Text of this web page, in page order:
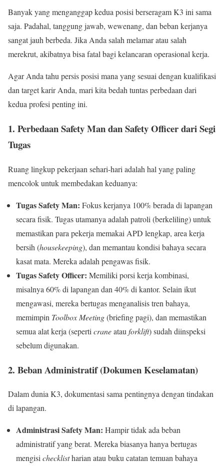
Banyak yang menganggap kedua posisi berseragam K3 ini sama
saja. Padahal, tanggung jawab, wewenang, dan beban kerjanya
sangat jauh berbeda. Jika Anda salah melamar atau salah
merekrut, akibatnya bisa fatal bagi kelancaran operasional kerja.
Agar Anda tahu persis posisi mana yang sesuai dengan kualifikasi
dan target karir Anda, mari kita bedah tuntas perbedaan dari
kedua profesi penting ini.
1. Perbedaan Safety Man dan Safety Officer dari Segi
Tugas
Ruang lingkup pekerjaan sehari-hari adalah hal yang paling
mencolok untuk membedakan keduanya:
Tugas Safety Man: Fokus kerjanya 100% berada di lapangan
secara fisik. Tugas utamanya adalah patroli (berkeliling) untuk
memastikan para pekerja memakai APD lengkap, area kerja
bersih (housekeeping), dan memantau kondisi bahaya secara
kasat mata. Mereka adalah pengawas fisik.
Tugas Safety Officer: Memiliki porsi kerja kombinasi,
misalnya 60% di lapangan dan 40% di kantor. Selain ikut
mengawasi, mereka bertugas menganalisis tren bahaya,
memimpin Toolbox Meeting(briefing pagi), dan memastikan
semua alat kerja (seperti craneatau forklift) sudah diinspeksi
sebelum digunakan.
2. Beban Administratif (Dokumen Keselamatan)
Dalam dunia K3, dokumentasi sama pentingnya dengan tindakan
di lapangan.
Administrasi Safety Man: Hampir tidak ada beban
administratif yang berat. Mereka biasanya hanya bertugas
mengisichecklistharian atau buku catatan temuan bahaya